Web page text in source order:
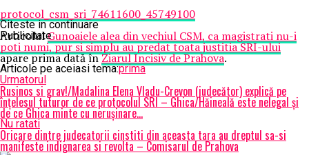
protocol_csm_sri_74611600_45749100
ArticolulGunoaiele alea din vechiul CSM, ca magistrati nu-i
poti numi, pur si simplu au predat toata justitia SRI-ului
apare prima dată înZiarul Incisiv de Prahova.
Articole pe aceiasi tema:prima
Urmatorul
Rusinos si grav!/Madalina Elena Vladu-Crevon (judecător) explică pe
înțelesul tuturor de ce protocolul SRI – Ghica/Hăineală este nelegal și
de ce Ghica minte cu nerușinare…
Nu ratati
Oricare dintre judecatorii cinstiti din aceasta tara au dreptul sa-si
manifeste indignarea si revolta – Comisarul de Prahova
Citeste in continuare
Publicitate